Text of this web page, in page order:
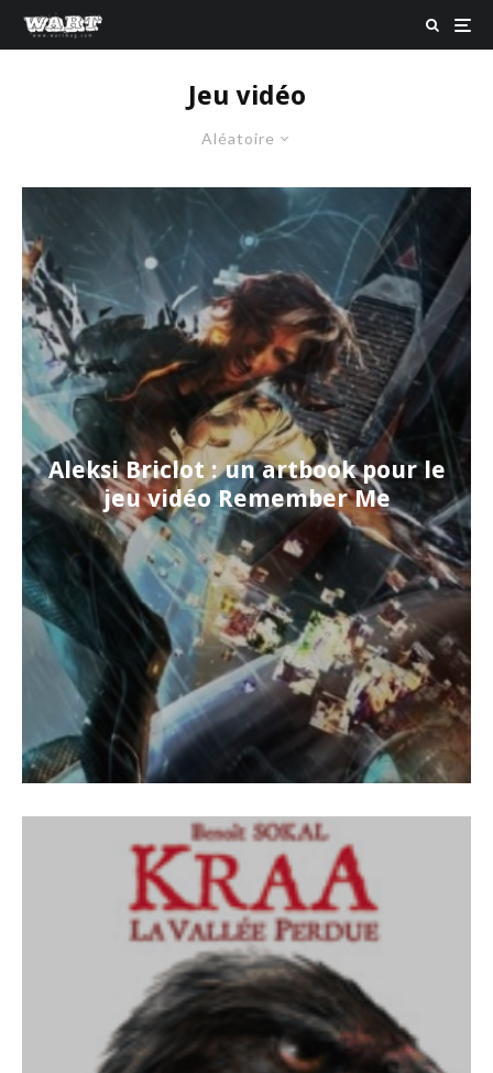
Jeu vidéo
Aléatoire
Aleksi Briclot : un artbook pour le
jeu vidéo Remember Me